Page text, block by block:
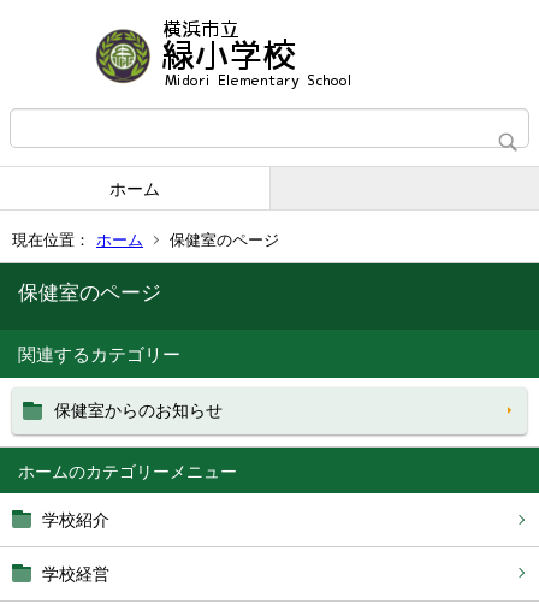
ホーム
現在位置： ホーム 保健室のページ
ホーム
学校紹介
学校経営
保健室のページ
関連するカテゴリー
保健室からのお知らせ